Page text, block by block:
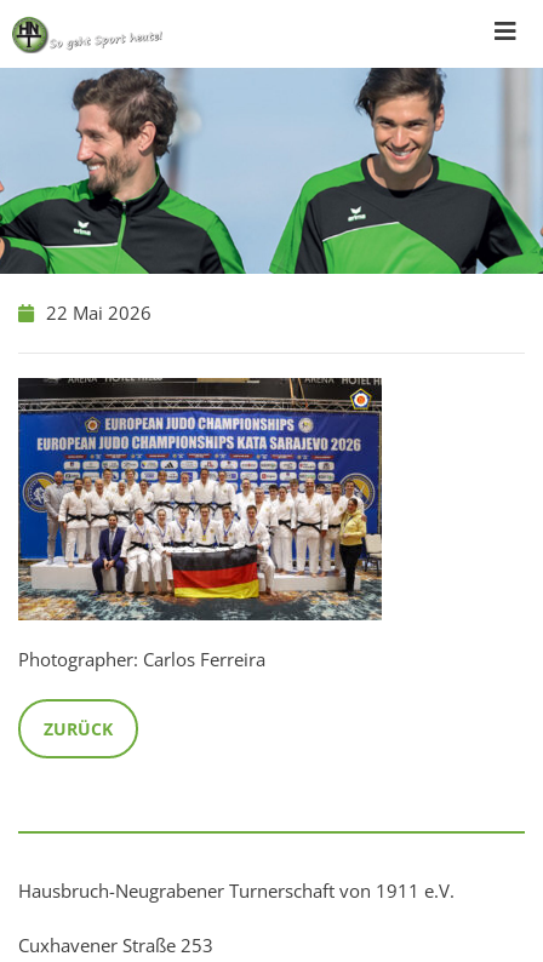
Skip
to
content
22 Mai 2026
Photographer: Carlos Ferreira
ZURÜCK
Hausbruch-Neugrabener Turnerschaft von 1911 e.V.
Cuxhavener Straße 253